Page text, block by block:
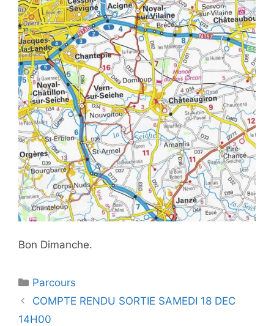
Bon Dimanche.
Catégories
Parcours
Navigation
des
COMPTE RENDU SORTIE SAMEDI 18 DEC
14H00